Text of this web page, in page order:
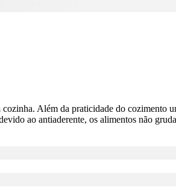
cozinha. Além da praticidade do
ao antiaderente, os alimentos não